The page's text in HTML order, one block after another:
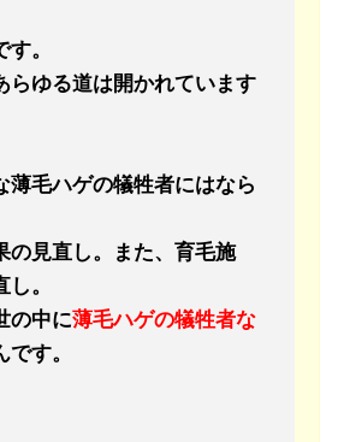
。
らゆる道は開かれています
薄毛ハゲの犠牲者にはなら
の見直し。また、育毛施
。
の中に薄毛ハゲの犠牲者な
です。